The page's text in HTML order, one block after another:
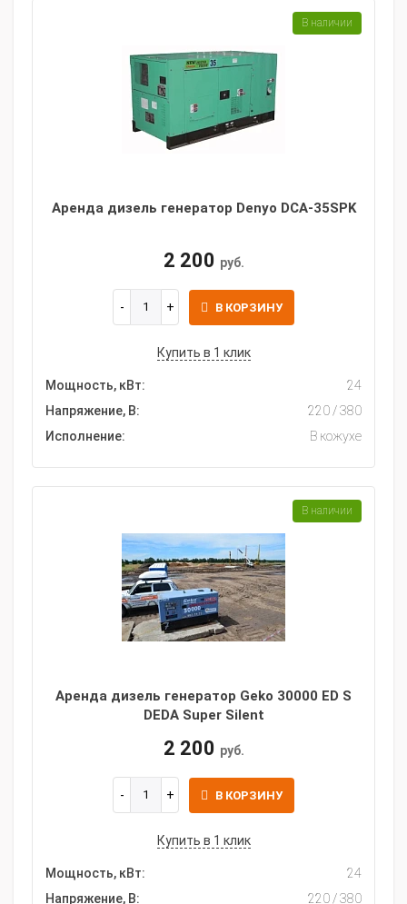
Аренда дизель генератор Denyo DCA-35SPK
2 200 руб.
В КОРЗИНУ
Купить в 1 клик
Мощность, кВт:
24
Напряжение, В:
220 / 380
Исполнение:
В кожухе
В наличии
Аренда дизель генератор Geko 30000 ED S
DEDA Super Silent
2 200 руб.
В КОРЗИНУ
Купить в 1 клик
Мощность, кВт:
24
Напряжение, В:
220 / 380
В наличии